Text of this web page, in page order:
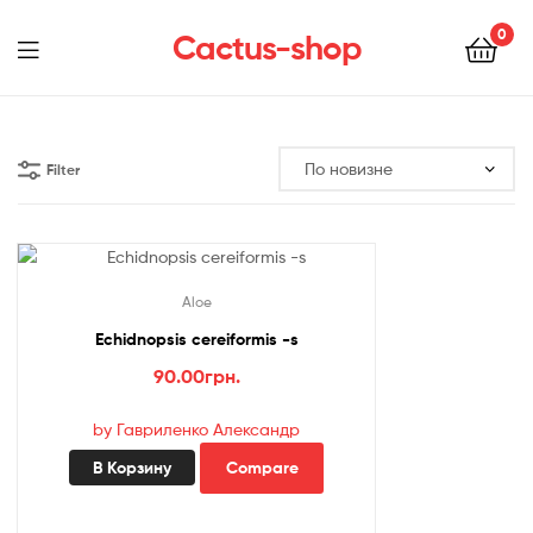
Cactus-shop 0
Menu
Filter
Aloe
Echidnopsis cereiformis -s
90.00грн.
by Гавриленко Александр
В Корзину Compare